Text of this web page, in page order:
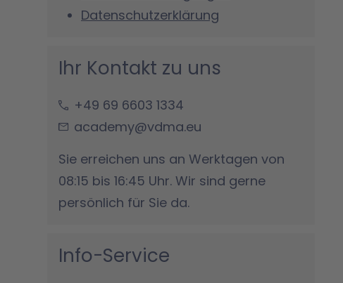
Datenschutzerklärung
Ihr Kontakt zu uns
+49 69 6603 1334
academy@vdma.eu
Sie erreichen uns an Werktagen von
08:15 bis 16:45 Uhr. Wir sind gerne
persönlich für Sie da.
Info-Service